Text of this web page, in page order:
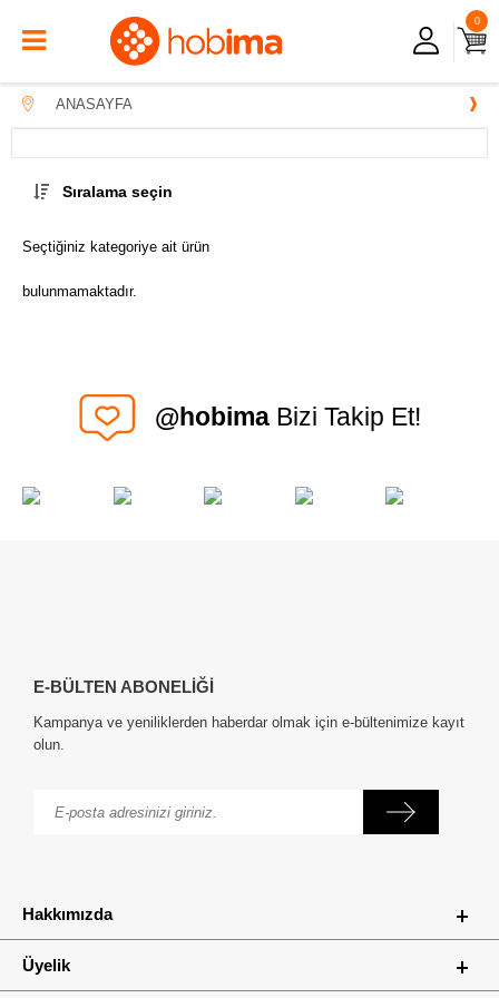
0
ANASAYFA
Sıralama seçin
Seçtiğiniz kategoriye ait ürün
bulunmamaktadır.
@hobimaBizi Takip Et!
E-BÜLTEN ABONELİĞİ
Kampanya ve yeniliklerden haberdar olmak için e-bültenimize kayıt
olun.
Hakkımızda
Üyelik